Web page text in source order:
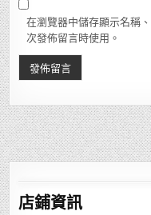
在瀏覽器中儲存顯示名稱
次發佈留言時使用。
店鋪資訊